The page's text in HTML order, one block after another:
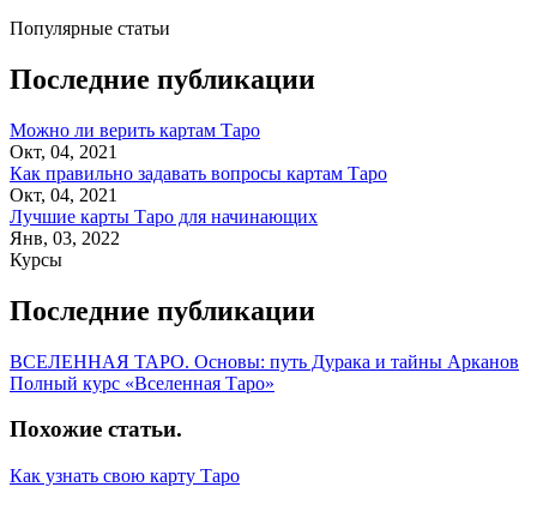
Популярные статьи
Последние публикации
Можно ли верить картам Таро
Окт, 04, 2021
Как правильно задавать вопросы картам Таро
Окт, 04, 2021
Лучшие карты Таро для начинающих
Янв, 03, 2022
Курсы
Последние публикации
ВСЕЛЕННАЯ ТАРО. Основы: путь Дурака и тайны Арканов
Полный курс «Вселенная Таро»
Похожие статьи.
Как узнать свою карту Таро